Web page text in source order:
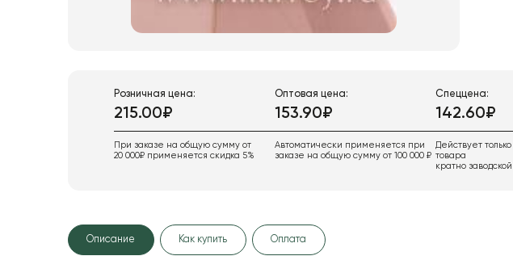
Розничная цена:
215.00₽
При заказе на общую сумму от
20 000₽ применяется скидка 5%
Оптовая цена:
153.90₽
Автоматически применяется при
заказе на общую сумму от 100 000 ₽
Спеццена:
142.60₽
Действует
товара
кратно
Описание Как купить Оплата